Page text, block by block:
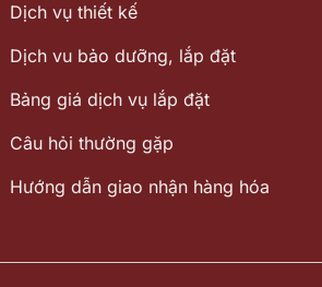
Dịch vụ thiết kế
Dịch vu bảo dưỡng, lắp đặt
Bảng giá dịch vụ lắp đặt
Câu hỏi thường gặp
Hướng dẫn giao nhận hàng hóa